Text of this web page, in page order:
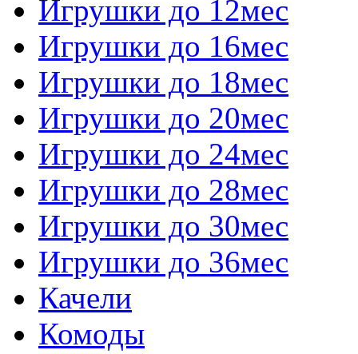
Игрушки до 12мес
Игрушки до 16мес
Игрушки до 18мес
Игрушки до 20мес
Игрушки до 24мес
Игрушки до 28мес
Игрушки до 30мес
Игрушки до 36мес
Качели
Комоды